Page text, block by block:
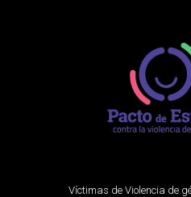
Víctimas de Violencia de